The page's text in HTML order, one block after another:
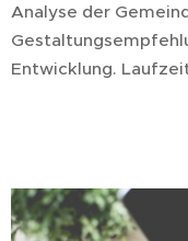
Analyse der
Entwicklung.